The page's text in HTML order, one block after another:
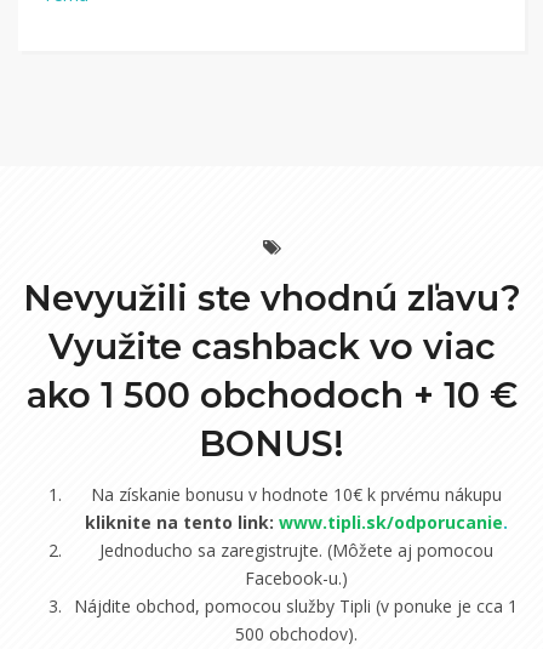
Nevyužili ste vhodnú zľavu?
Využite cashback vo viac
ako 1 500 obchodoch + 10 €
BONUS!
Na získanie bonusu v hodnote 10€ k prvému nákupu
kliknite na tento link: www.tipli.sk/odporucanie.
Jednoducho sa zaregistrujte. (Môžete aj pomocou
Facebook-u.)
Nájdite obchod, pomocou služby Tipli (v ponuke je cca 1
500 obchodov).